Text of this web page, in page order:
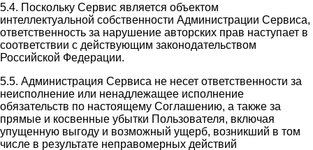
5.4. Поскольку Сервис является объектом
интеллектуальной собственности Администрации Сервиса,
ответственность за нарушение авторских прав наступает в
соответствии с действующим законодательством
Российской Федерации.
5.5. Администрация Сервиса не несет ответственности за
неисполнение или ненадлежащее исполнение
обязательств по настоящему Соглашению, а также за
прямые и косвенные убытки Пользователя, включая
упущенную выгоду и возможный ущерб, возникший в том
числе в результате неправомерных действий